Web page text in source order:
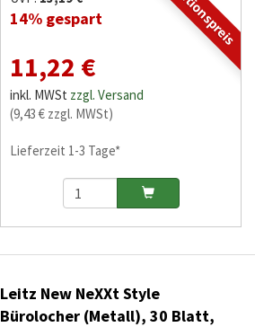
Aktionspreis
14% gespart
11,22 €
inkl. MWSt zzgl. Versand
(9,43 € zzgl. MWSt)
Lieferzeit 1-3 Tage*
Leitz New NeXXt Style
Bürolocher (Metall), 30 Blatt,